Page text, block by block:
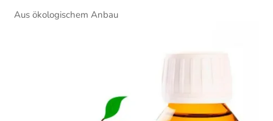
Aus ökologischem Anbau